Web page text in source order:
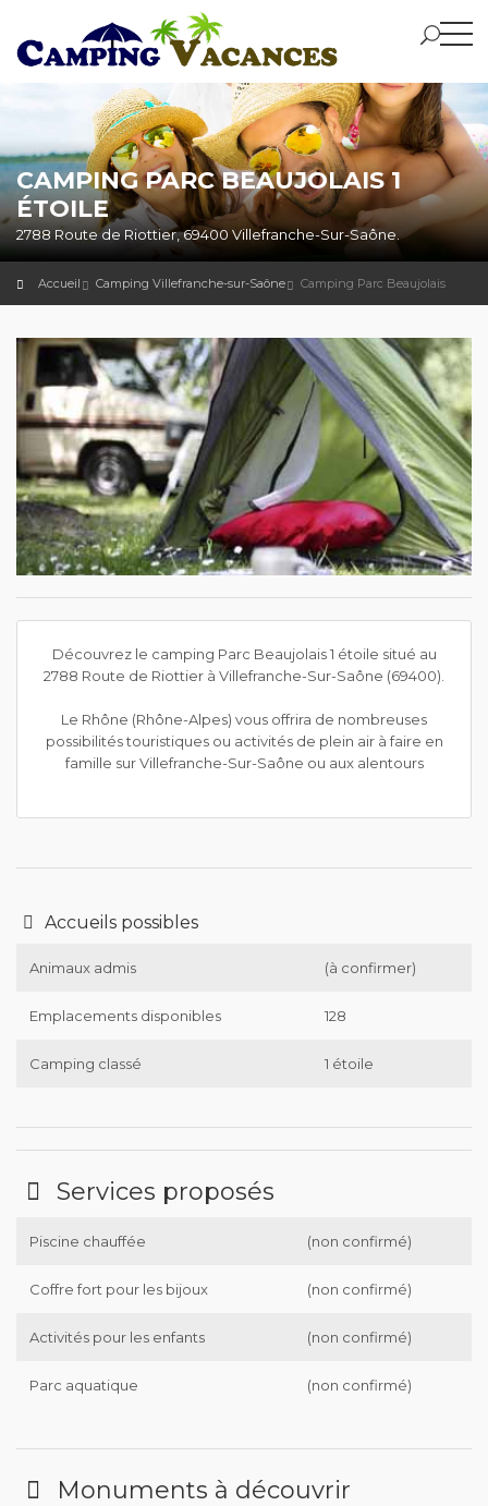
CAMPING PARC BEAUJOLAIS 1
ÉTOILE
2788 Route de Riottier, 69400 Villefranche-Sur-Saône.
Accueil Camping Villefranche-sur-Saône Camping Parc Beaujolais
Découvrez le camping Parc Beaujolais 1 étoile situé au
2788 Route de Riottier à Villefranche-Sur-Saône (69400).
Le Rhône (Rhône-Alpes) vous offrira de nombreuses
possibilités touristiques ou activités de plein air à faire en
famille sur Villefranche-Sur-Saône ou aux alentours
Accueils possibles
Animaux admis (à confirmer)
Emplacements disponibles 128
Camping classé 1 étoile
Services proposés
Piscine chauffée (non confirmé)
Coffre fort pour les bijoux (non confirmé)
Activités pour les enfants (non confirmé)
Parc aquatique (non confirmé)
Monuments à découvrir